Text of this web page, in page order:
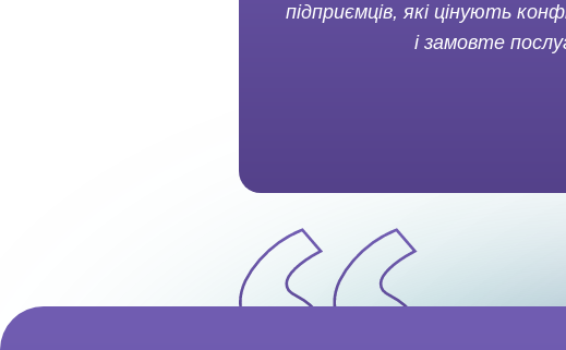
підприємців, які цінують
і замовте